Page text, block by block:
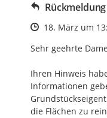
Rückmeldung
Zeitpunkt des
18. März um
Sehr geehrte
Ihren Hinweis
Informationen
die Flächen zu